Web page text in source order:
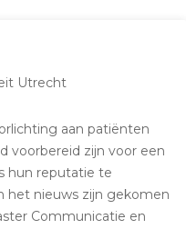
Utrecht
aan patiënten
voorbereid zijn voor een
hun reputatie te
het nieuws zijn gekomen
Communicatie en